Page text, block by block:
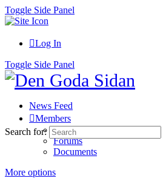
Toggle Side Panel
Log In
Toggle Side Panel
News Feed
Members
Groups
Forums
Documents
More options
Search for: